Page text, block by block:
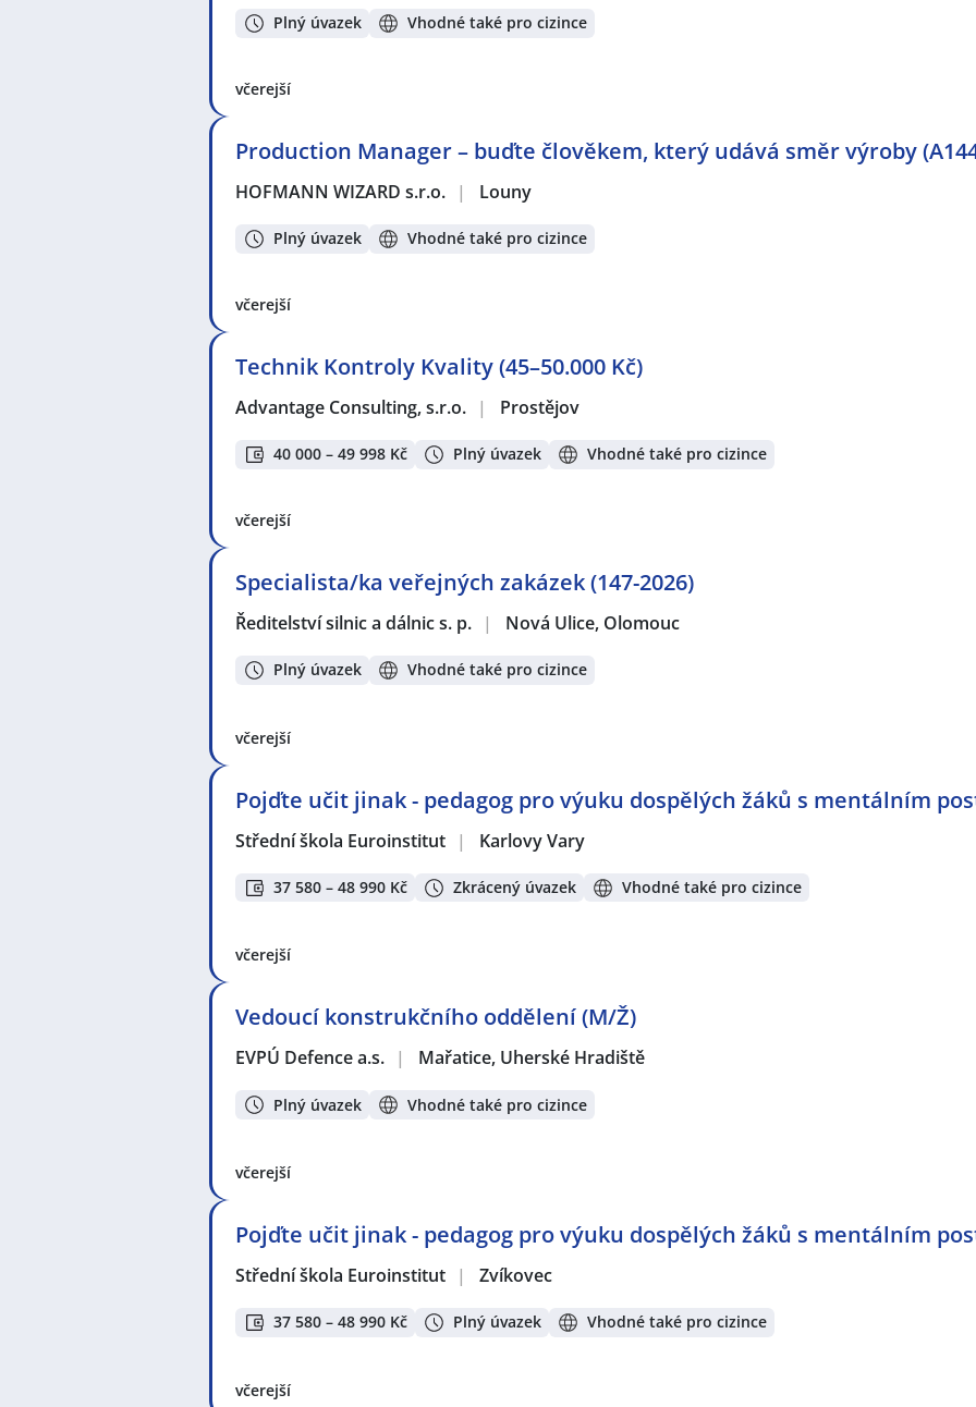
Plný úvazek Vhodné také pro cizince
včerejší
Production Manager – buďte člověkem, který udává směr výroby
HOFMANN WIZARD s.r.o. | Louny
Plný úvazek Vhodné také pro cizince
včerejší
Technik Kontroly Kvality (45–50.000 Kč)
Advantage Consulting, s.r.o. | Prostějov
40 000 – 49 998 Kč Plný úvazek Vhodné také pro cizince
včerejší
Specialista/ka veřejných zakázek (147-2026)
Ředitelství silnic a dálnic s. p. | Nová Ulice, Olomouc
Plný úvazek Vhodné také pro cizince
včerejší
Pojďte učit jinak - pedagog pro výuku dospělých žáků s mentálním
Střední škola Euroinstitut | Karlovy Vary
37 580 – 48 990 Kč Zkrácený úvazek Vhodné také pro cizince
včerejší
Vedoucí konstrukčního oddělení (M/Ž)
EVPÚ Defence a.s. | Mařatice, Uherské Hradiště
Plný úvazek Vhodné také pro cizince
včerejší
Pojďte učit jinak - pedagog pro výuku dospělých žáků s mentálním
Střední škola Euroinstitut | Zvíkovec
37 580 – 48 990 Kč Plný úvazek Vhodné také pro cizince
včerejší